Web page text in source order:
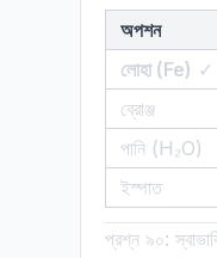
অপশন
লোহা (Fe) ✓
ব্রোঞ্জ
পানি (H₂O)
ইস্পাত
প্রশ্ন ৯০: